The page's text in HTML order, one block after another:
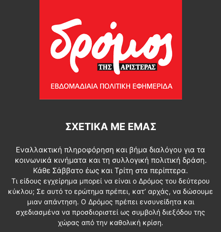
ΣΧΕΤΙΚΆ ΜΕ ΕΜΆΣ
Εναλλακτική πληροφόρηση και βήμα διαλόγου για τα
κοινωνικά κινήματα και τη συλλογική πολιτική δράση.
Κάθε Σάββατο έως και Τρίτη στα περίπτερα.
Τι είδους εγχείρημα μπορεί να είναι ο Δρόμος του δεύτερου
κύκλου; Σε αυτό το ερώτημα πρέπει, κατ’ αρχάς, να δώσουμε
μιαν απάντηση. Ο Δρόμος πρέπει ενσυνείδητα και
σχεδιασμένα να προσδιοριστεί ως συμβολή διεξόδου της
χώρας από την καθολική κρίση.